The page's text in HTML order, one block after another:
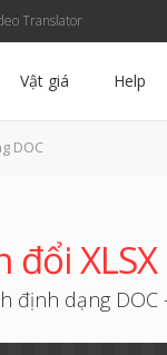
Translator
Vật giá Help
DOC
đổi
định dạng